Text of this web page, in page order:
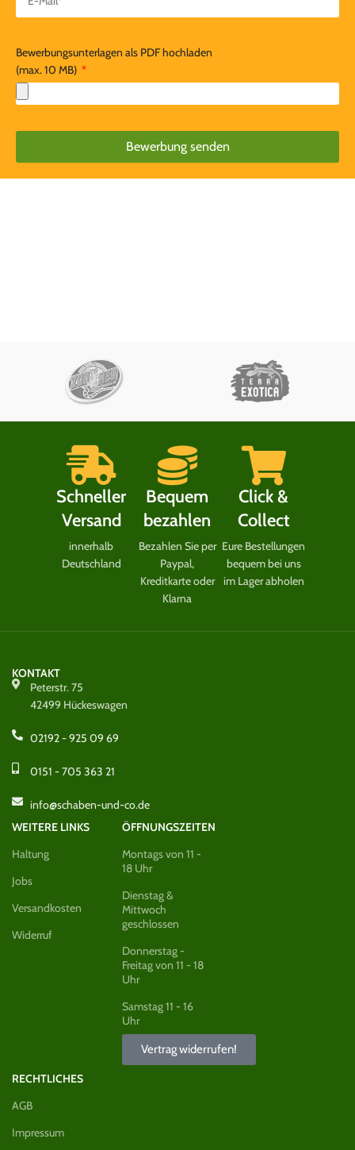
Bewerbungsunterlagen als PDF hochladen
(max. 10 MB)
Bewerbung senden
Schneller
Versand
innerhalb
Deutschland
Bequem
bezahlen
Bezahlen Sie per
Paypal,
Kreditkarte oder
Klarna
Click &
Collect
Eure Bestellungen
bequem bei uns
im Lager abholen
KONTAKT
Peterstr. 75
42499 Hückeswagen
02192 - 925 09 69
0151 - 705 363 21
info@schaben-und-co.de
WEITERE LINKS
Haltung
Jobs
Versandkosten
Widerruf
ÖFFNUNGSZEITEN
Montags von 11 -
18 Uhr
Dienstag &
Mittwoch
geschlossen
Donnerstag -
Freitag von 11 - 18
Uhr
Samstag 11 - 16
Uhr
Vertrag widerrufen!
RECHTLICHES
AGB
Impressum